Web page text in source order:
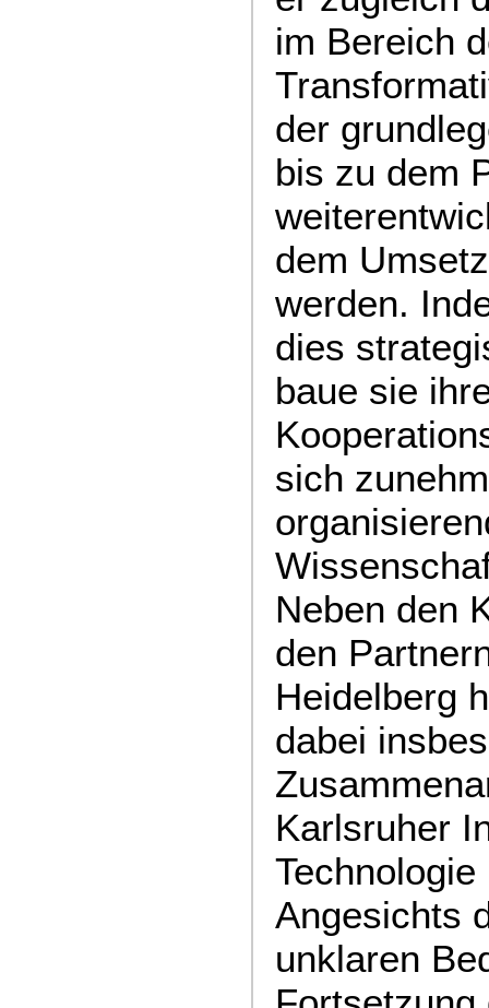
im Bereich
der
bis zu dem
dem
werden.
dies
baue sie
sich
Neben den
den
Heidelberg
dabei
Karlsruher
Technologie
Angesichts
unklaren